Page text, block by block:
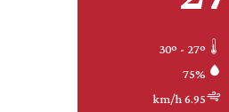
75%
6.95 km/h